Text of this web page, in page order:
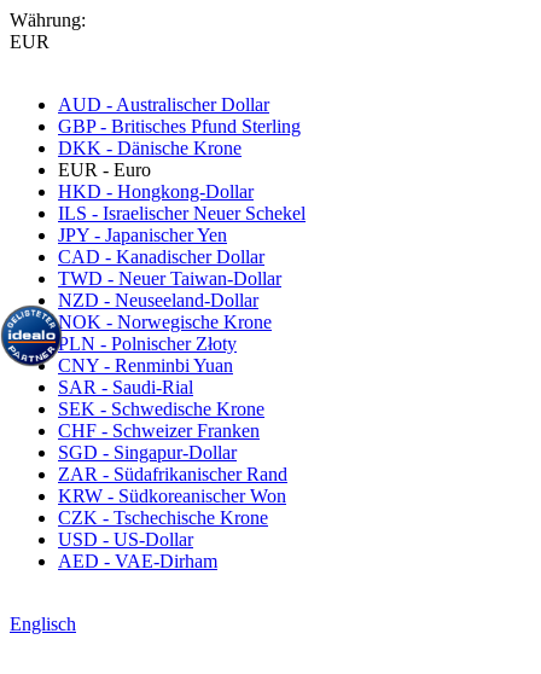
Währung:
EUR
AUD - Australischer Dollar
GBP - Britisches Pfund Sterling
DKK - Dänische Krone
EUR - Euro
HKD - Hongkong-Dollar
ILS - Israelischer Neuer Schekel
JPY - Japanischer Yen
CAD - Kanadischer Dollar
TWD - Neuer Taiwan-Dollar
NZD - Neuseeland-Dollar
NOK - Norwegische Krone
PLN - Polnischer Złoty
CNY - Renminbi Yuan
SAR - Saudi-Rial
SEK - Schwedische Krone
CHF - Schweizer Franken
SGD - Singapur-Dollar
ZAR - Südafrikanischer Rand
KRW - Südkoreanischer Won
CZK - Tschechische Krone
USD - US-Dollar
AED - VAE-Dirham
Englisch